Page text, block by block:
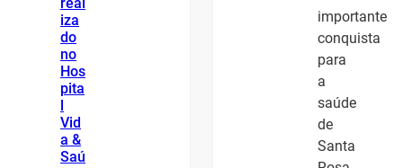
real
iza
do
no
Hos
pita
Vid
a &
Saú
importante
conquista
para
a
saúde
de
Santa